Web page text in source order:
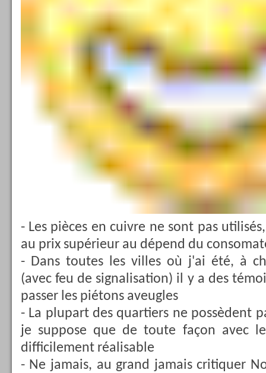
- Les pièces en cuivre ne sont pas
au prix supérieur au dépend du
- Dans toutes les villes où j'ai été, à
(avec feu de signalisation) il y a des
passer les piétons aveugles
- La plupart des quartiers ne possèdent
je suppose que de toute façon avec
difficilement réalisable
- Ne jamais, au grand jamais critiquer